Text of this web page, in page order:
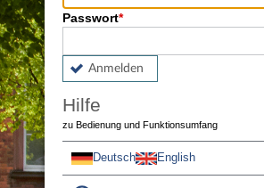
Passwort
Anmelden
Hilfe
zu Bedienung und Funktionsumfang
Deutsch English